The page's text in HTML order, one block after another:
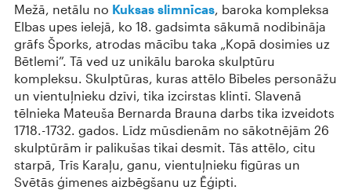
Mežā, netālu no Kuksas slimnīcas, baroka kompleksa
Elbas upes ielejā, ko 18. gadsimta sākumā nodibināja
grāfs Šporks, atrodas mācību taka „Kopā dosimies uz
Bētlemi”. Tā ved uz unikālu baroka skulptūru
kompleksu. Skulptūras, kuras attēlo Bībeles personāžu
un vientuļnieku dzīvi, tika izcirstas klintī. Slavenā
tēlnieka Mateuša Bernarda Brauna darbs tika izveidots
1718.-1732. gados. Līdz mūsdienām no sākotnējām 26
skulptūrām ir palikušas tikai desmit. Tās attēlo, citu
starpā, Trīs Karaļu, ganu, vientuļnieku figūras un
Svētās ģimenes aizbēgšanu uz Ēģipti.